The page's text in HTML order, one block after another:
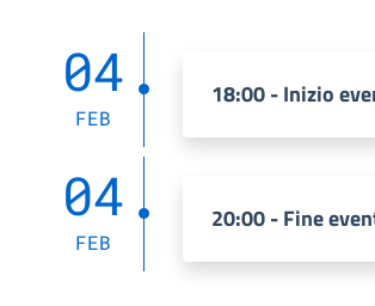
04
FEB
18:00 - Inizio
04
FEB
20:00 - Fine